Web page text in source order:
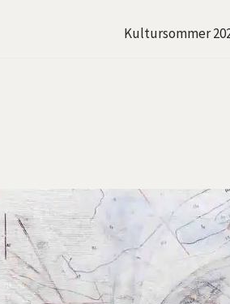
Kultursommer